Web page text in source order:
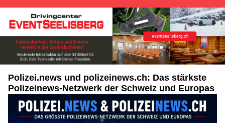
Polizei.news und polizeinews.ch: Das stärkste
Polizeinews-Netzwerk der Schweiz und Europas